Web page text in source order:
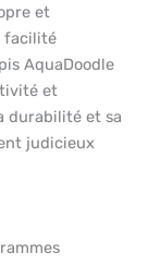
et
facilité
AquaDoodle
et
durabilité et sa
judicieux